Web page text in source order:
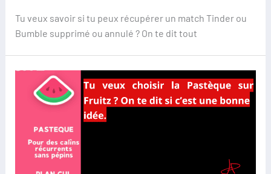
Tu veux savoir si tu peux récupérer un match Tinder ou
Bumble supprimé ou annulé ? On te dit tout